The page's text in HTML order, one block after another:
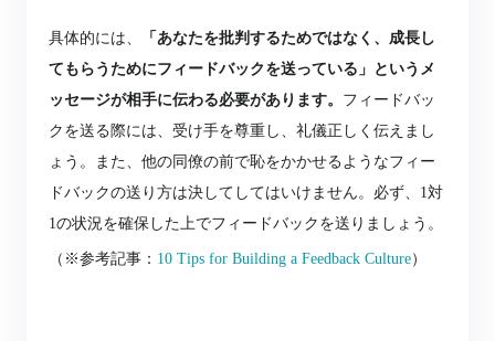
具体的には、
「あなたを批判するためではなく、成長し
てもらうためにフィードバックを送っている」というメ
ッセージが相手に伝わる必要があります。 フィードバッ
クを送る際には、受け手を尊重し、礼儀正しく伝えまし
ょう。また、他の同僚の前で恥をかかせるようなフィー
ドバックの送り方は決してしてはいけません。必ず、1対
1の状況を確保した上でフィードバックを送りましょう。
（※参考記事： 10 Tips for Building a Feedback Culture）